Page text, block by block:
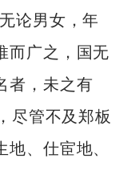
论男女，年
而广之，国无
者，未之有
尽管不及郑板
、仕宦地、